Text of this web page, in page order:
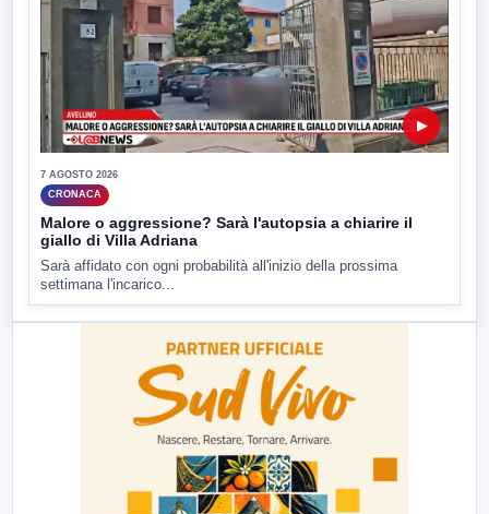
▶
7 AGOSTO 2026
CRONACA
Malore o aggressione? Sarà l'autopsia a chiarire il
giallo di Villa Adriana
Sarà affidato con ogni probabilità all'inizio della prossima
settimana l'incarico...